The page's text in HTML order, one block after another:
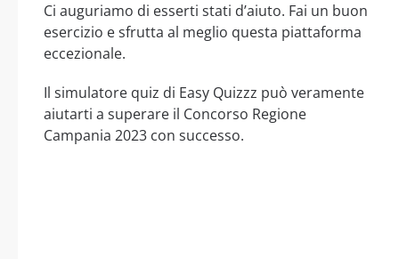
Ci auguriamo di esserti stati d’aiuto. Fai un buon
esercizio e sfrutta al meglio questa piattaforma
eccezionale.
Il simulatore quiz di Easy Quizzz può veramente
aiutarti a superare il Concorso Regione
Campania 2023 con successo.